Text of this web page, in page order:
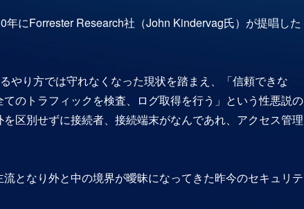
にForrester Research社（John Kindervag氏）が提唱した
やり方では守れなくなった現状を踏まえ、「信頼できな
のトラフィックを検査、ログ取得を行う」という性悪説の
区別せずに接続者、接続端末がなんであれ、アクセス管理
となり外と中の境界が曖昧になってきた昨今のセキュリテ